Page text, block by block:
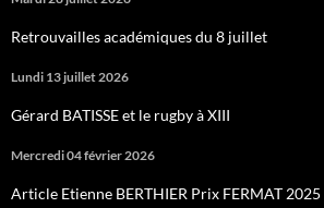
Retrouvailles académiques du 8 juillet
Lundi 13 juillet 2026
Gérard BATISSE et le rugby à XIII
Mercredi 04 février 2026
Article Etienne BERTHIER Prix FERMAT 2025